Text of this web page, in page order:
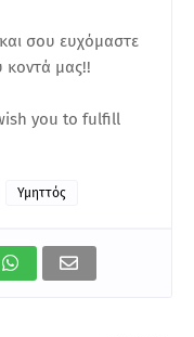
σου ευχόμαστε
κοντά μας!!
you to fulfill
Υμηττός